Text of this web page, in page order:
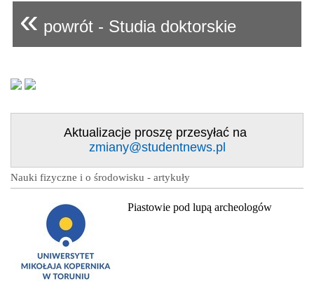
« powrót - Studia doktorskie
Aktualizacje proszę przesyłać na
zmiany@studentnews.pl
Nauki fizyczne i o środowisku - artykuły
Piastowie pod lupą archeologów